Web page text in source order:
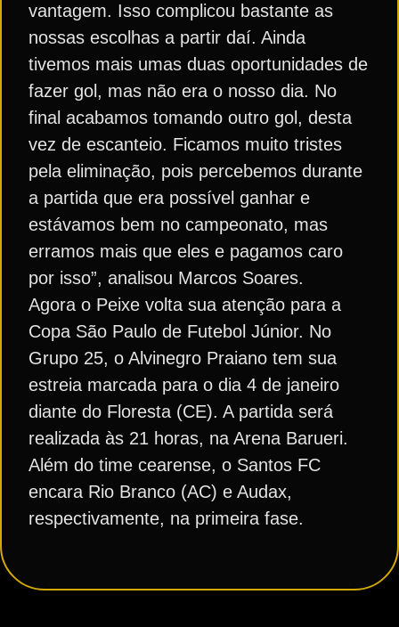
vantagem. Isso complicou bastante as
nossas escolhas a partir daí. Ainda
tivemos mais umas duas oportunidades de
fazer gol, mas não era o nosso dia. No
final acabamos tomando outro gol, desta
vez de escanteio. Ficamos muito tristes
pela eliminação, pois percebemos durante
a partida que era possível ganhar e
estávamos bem no campeonato, mas
erramos mais que eles e pagamos caro
por isso”, analisou Marcos Soares.
Agora o Peixe volta sua atenção para a
Copa São Paulo de Futebol Júnior. No
Grupo 25, o Alvinegro Praiano tem sua
estreia marcada para o dia 4 de janeiro
diante do Floresta (CE). A partida será
realizada às 21 horas, na Arena Barueri.
Além do time cearense, o Santos FC
encara Rio Branco (AC) e Audax,
respectivamente, na primeira fase.